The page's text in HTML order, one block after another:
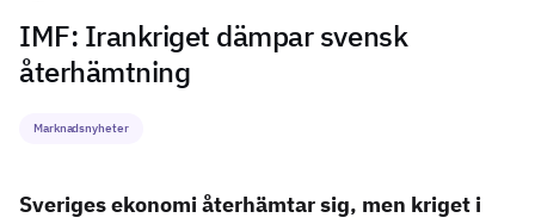
IMF: Irankriget dämpar svensk
återhämtning
Marknadsnyheter
Sveriges ekonomi återhämtar sig, men kriget i